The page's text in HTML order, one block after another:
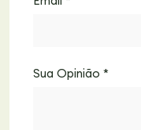
Sua Opinião *